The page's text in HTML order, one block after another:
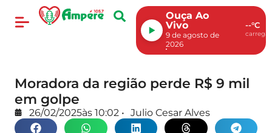
Ouça Ao
Vivo
9 de agosto de
2026
--°C
Moradora da região perde R$ 9 mil
em golpe
26/02/2025às 10:02 • Julio Cesar Alves